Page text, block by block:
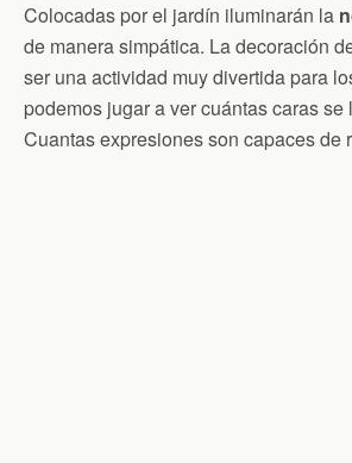
Colocadas por el jardín iluminarán la
de manera simpática. La decoración
ser una actividad muy divertida para
podemos jugar a ver cuántas caras se
Cuantas expresiones son capaces de